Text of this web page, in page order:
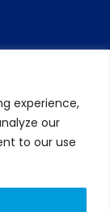
experience,
our
to our use